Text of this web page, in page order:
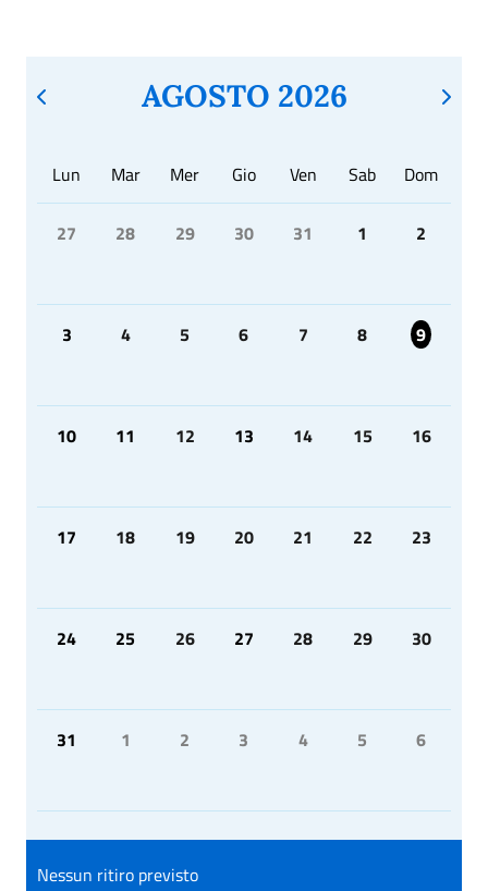
AGOSTO 2026
Lun Mar Mer Gio Ven Sab Dom
27 28 29 30 31 1 2
3 4 5 6 7 8 9
10 11 12 13 14 15 16
17 18 19 20 21 22 23
24 25 26 27 28 29 30
31 1 2 3 4 5 6
Nessun ritiro previsto